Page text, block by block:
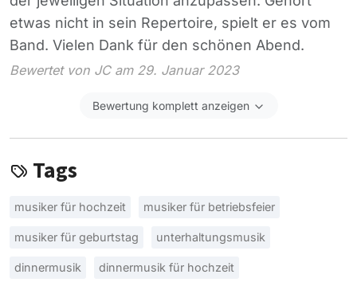
etwas nicht in sein Repertoire, spielt er es vom
Band. Vielen Dank für den schönen Abend.
Bewertet von JC am 29. Januar 2023
Bewertung komplett anzeigen
Tags
musiker für hochzeit musiker für betriebsfeier
musiker für geburtstag unterhaltungsmusik
dinnermusik dinnermusik für hochzeit